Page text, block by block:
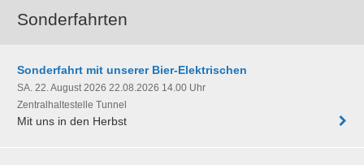
Sonderfahrten
Sonderfahrt mit unserer Bier-Elektrischen
SA. 22. August 2026 22.08.2026 14.00 Uhr
Zentralhaltestelle Tunnel
Mit uns in den Herbst